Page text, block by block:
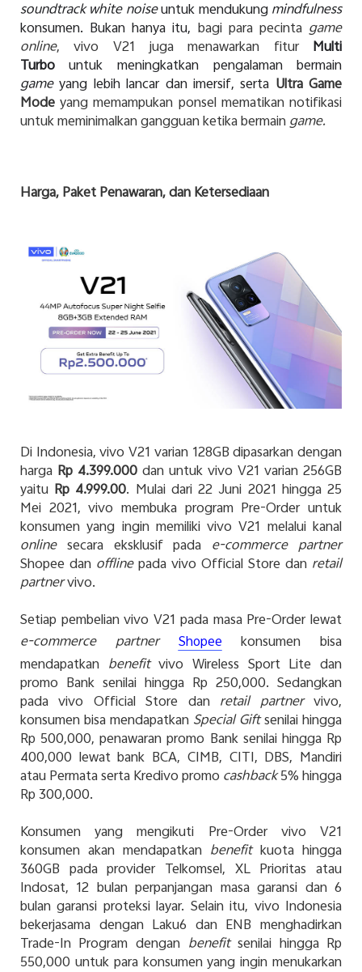
soundtrack white noiseuntuk mendukungmindfulness
konsumen. Bukan hanya itu, bagi para pecintagame
online, vivo V21 juga menawarkan fitur
Multi
Turbountuk meningkatkan pengalaman bermain
gameyang lebih lancar dan imersif, serta Ultra Game
Modeyang memampukan ponsel mematikan notifikasi
untuk meminimalkan gangguan ketika bermaingame.
Harga, Paket Penawaran, dan Ketersediaan
Di Indonesia, vivo V21 varian 128GB dipasarkan dengan
harga Rp 4.399.000 dan untuk vivo V21 varian 256GB
yaitu Rp 4.999.00. Mulai dari 22 Juni 2021 hingga 25
Mei 2021, vivo membuka program Pre-Order untuk
konsumen yang ingin memiliki vivo V21 melalui kanal
onlinesecara eksklusif pada e-commerce partner
Shopee danofflinepada vivo Official Store dan retail
partnervivo.
Setiap pembelian vivo V21 pada masa Pre-Order lewat
e-commerce partner Shopee konsumen bisa
mendapatkan benefitvivo Wireless Sport Lite dan
promo Bank senilai hingga Rp 250,000. Sedangkan
pada vivo Official Store dan retail partnervivo,
konsumen bisa mendapatkan Special Giftsenilai hingga
Rp 500,000, penawaran promo Bank senilai hingga Rp
400,000 lewat bank BCA, CIMB, CITI, DBS, Mandiri
atau Permata serta Kredivo promo cashback5% hingga
Rp 300,000.
Konsumen yang mengikuti Pre-Order vivo V21
konsumen akan mendapatkan benefitkuota hingga
360GB pada provider Telkomsel, XL Prioritas atau
Indosat, 12 bulan perpanjangan masa garansi dan 6
bulan garansi proteksi layar. Selain itu, vivo Indonesia
bekerjasama dengan Laku6 dan ENB menghadirkan
Trade-In Program dengan benefitsenilai hingga Rp
550,000 untuk para konsumen yang ingin menukarkan